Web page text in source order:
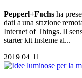
Pepperl+Fuchs ha
dati a una stazione
Internet of Things. Il
starter kit insieme al...
2019-04-11